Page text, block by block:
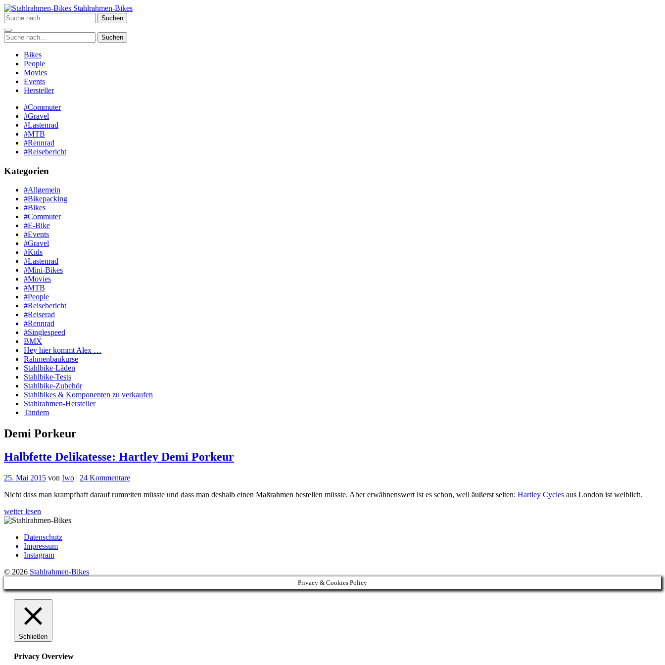
Zum
Inhalt
springen
Stahlrahmen-Bikes
Suchen
Suchen
Bikes
People
Movies
Events
Hersteller
#Commuter
#Gravel
#Lastenrad
#MTB
#Rennrad
#Reisebericht
Kategorien
#Allgemein
#Bikepacking
#Bikes
#Commuter
#E-Bike
#Events
#Gravel
#Kids
#Lastenrad
#Mini-Bikes
#Movies
#MTB
#People
#Reisebericht
#Reiserad
#Rennrad
#Singlespeed
BMX
Hey hier kommt Alex …
Rahmenbaukurse
Stahlbike-Läden
Stahlbike-Tests
Stahlbike-Zubehör
Stahlbikes & Komponenten zu verkaufen
Stahlrahmen-Hersteller
Tandem
Demi Porkeur
Halbfette Delikatesse: Hartley Demi Porkeur
25. Mai 2015 von Iwo | 24 Kommentarezu
Delikatesse:
Nicht dass man krampfhaft darauf rumreiten müsste und dass man deshalb einen Maßrahmen bestellen müsste. Aber erwähnenswert ist es schon, weil äußerst selten: Hartley Cycles aus London ist weiblich.
weiter lesen
Datenschutz
Impressum
Instagram
© 2026 Stahlrahmen-Bikes
Privacy & Cookies Policy
Schließen
Privacy Overview